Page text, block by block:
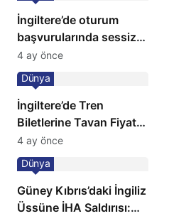
İngiltere’de oturum
başvurularında sessiz
kriz: Büyükelçilikten
açıklama!
4 ay önce
İngiltere’de Tren
Biletlerine Tavan Fiyat:
Ulaşımda Yeni
Düzenleme
Dünya
4 ay önce
Güney Kıbrıs’daki İngiliz
Üssüne İHA Saldırısı:
Dünya